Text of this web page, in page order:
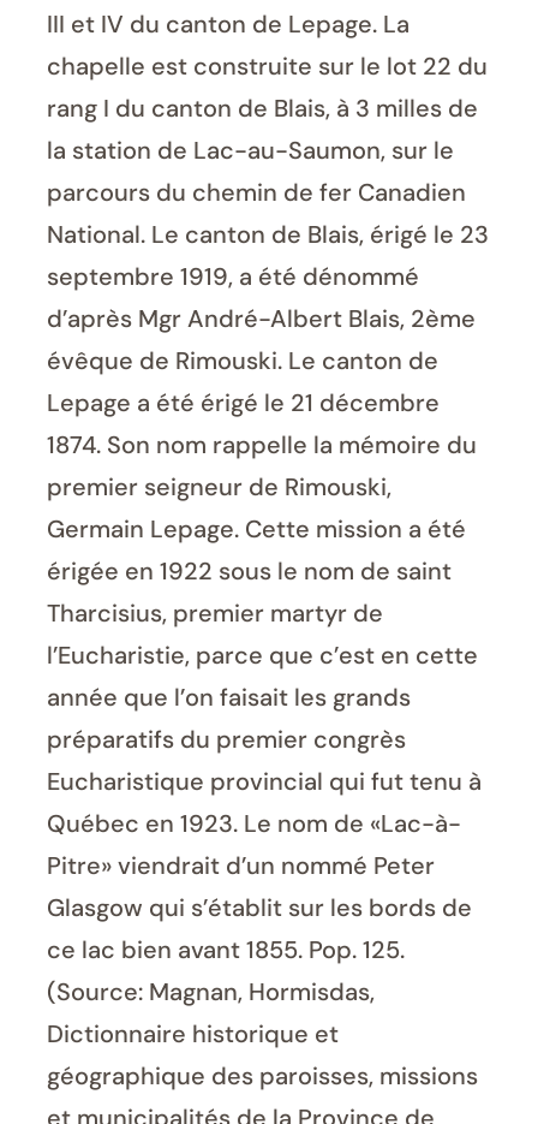
III et IV du canton de Lepage. La
chapelle est construite sur le lot 22 du
rang I du canton de Blais, à 3 milles de
la station de Lac-au-Saumon, sur le
parcours du chemin de fer Canadien
National. Le canton de Blais, érigé le 23
septembre 1919, a été dénommé
d’après Mgr André-Albert Blais, 2ème
évêque de Rimouski. Le canton de
Lepage a été érigé le 21 décembre
1874. Son nom rappelle la mémoire du
premier seigneur de Rimouski,
Germain Lepage. Cette mission a été
érigée en 1922 sous le nom de saint
Tharcisius, premier martyr de
l’Eucharistie, parce que c’est en cette
année que l’on faisait les grands
préparatifs du premier congrès
Eucharistique provincial qui fut tenu à
Québec en 1923. Le nom de «Lac-à-
Pitre» viendrait d’un nommé Peter
Glasgow qui s’établit sur les bords de
ce lac bien avant 1855. Pop. 125.
(Source: Magnan, Hormisdas,
Dictionnaire historique et
géographique des paroisses, missions